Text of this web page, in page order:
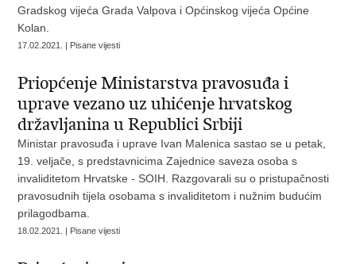
Gradskog vijeća Grada Valpova i Općinskog vijeća Općine
Kolan.
17.02.2021. | Pisane vijesti
Priopćenje Ministarstva pravosuđa i
uprave vezano uz uhićenje hrvatskog
državljanina u Republici Srbiji
Ministar pravosuđa i uprave Ivan Malenica sastao se u petak,
19. veljače, s predstavnicima Zajednice saveza osoba s
invaliditetom Hrvatske - SOIH. Razgovarali su o pristupačnosti
pravosudnih tijela osobama s invaliditetom i nužnim budućim
prilagodbama.
18.02.2021. | Pisane vijesti